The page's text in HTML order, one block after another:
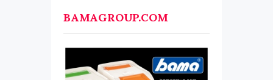
BAMAGROUP.COM